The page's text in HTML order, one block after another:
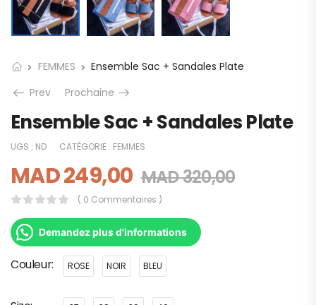
FEMMES
Ensemble Sac + Sandales Plate
Prev
Prochaine
Ensemble Sac + Sandales Plate
UGS : ND CATÉGORIE : FEMMES
MAD249,00 MAD320,00
( 0 Commentaires )
Demandez plus d'informations
Couleur ROSE NOIR BLEU